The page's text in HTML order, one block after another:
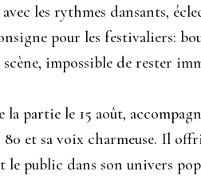
les rythmes dansants,
pour les festivaliers:
impossible de rester
la partie le 15 août,
80 et sa voix charmeuse. Il
public dans son univers